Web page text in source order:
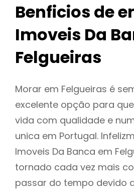
Benficios de
Imoveis Da
Felgueiras
Morar em Felgueiras é
excelente opção para
vida com qualidade e
unica em Portugal.
Imoveis Da Banca em
tornado cada vez mais
passar do tempo devido